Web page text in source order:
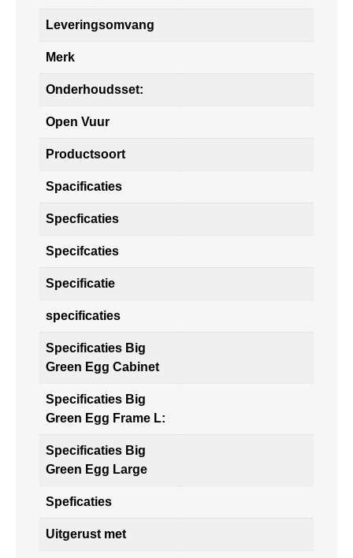
Leveringsomvang
Merk
Onderhoudsset:
Open Vuur
Productsoort
Spacificaties
Specficaties
Specifcaties
Specificatie
specificaties
Specificaties Big
Green Egg Cabinet
Specificaties Big
Green Egg Frame L:
Specificaties Big
Green Egg Large
Speficaties
Uitgerust met